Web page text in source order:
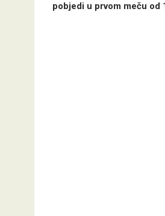
pobjedi u prvom meču od